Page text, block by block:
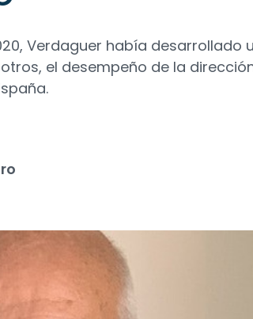
Verdaguer había desarrollado
el desempeño de la